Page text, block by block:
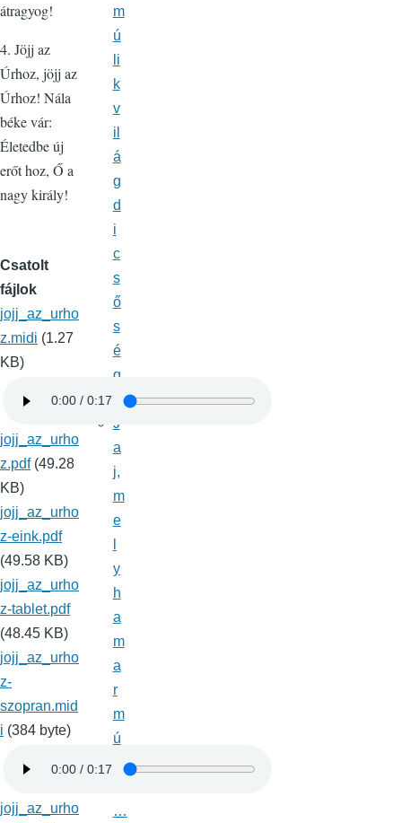
átragyog!
4. Jöjj az
Úrhoz, jöjj az
Úrhoz! Nála
béke vár:
Életedbe új
erőt hoz, Ő a
nagy király!
Csatolt
fájlok
jojj_az_urho
z.midi (1.27
KB)
jojj_az_urho
z.pdf (49.28
KB)
jojj_az_urho
z-eink.pdf
(49.58 KB)
jojj_az_urho
z-tablet.pdf
(48.45 KB)
jojj_az_urho
z-
szopran.mid
i (384 byte)
jojj_az_urho
m
ú
li
k
v
il
á
g
d
i
c
s
ő
s
é
g
J
a
j,
m
e
y
h
a
m
a
r
m
ú
…